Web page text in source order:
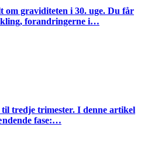
om graviditeten i 30. uge. Du får
forandringerne i…
tredje trimester. I denne artikel
fase:…